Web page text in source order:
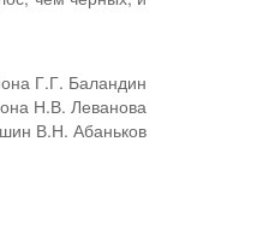
Г.Г. Баландин
Н.В. Леванова
В.Н. Абаньков